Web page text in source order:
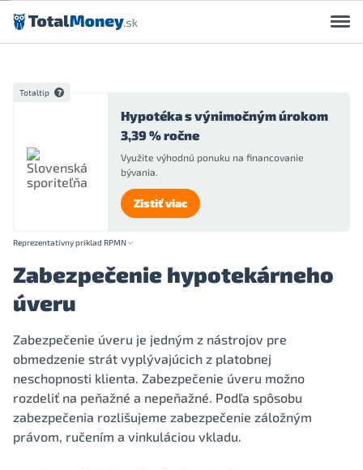
Preskočiť na obsah
Totaltip
Hypotéka s výnimočným úrokom
3,39 % ročne
Využite výhodnú ponuku na financovanie
bývania.
Zistiť viac
Reprezentatívny príklad RPMN
Zabezpečenie hypotekárneho
úveru
Zabezpečenie úveru je jedným z nástrojov pre
obmedzenie strát vyplývajúcich z platobnej
neschopnosti klienta. Zabezpečenie úveru možno
rozdeliť na peňažné a nepeňažné. Podľa spôsobu
zabezpečenia rozlišujeme zabezpečenie záložným
právom, ručením a vinkuláciou vkladu.